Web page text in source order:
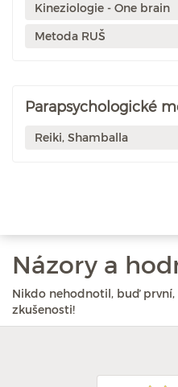
Kineziologie - One brain
Metoda RUŠ
Parapsychologické
Reiki, Shamballa
Názory a
Nikdo nehodnotil, buď první,
zkušenosti!